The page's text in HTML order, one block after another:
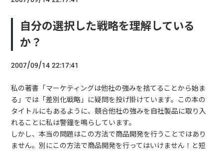
自分の選択した戦略を理解している
か？
2007/09/14 22:17:41
私の著書「マーケティングは他社の強みを捨てることから始ま
る」では「差別化戦略」に疑問を投げ掛けています。この本の
タイトルにもあるように、競合他社の強みを自社製品に取り入
れることに私は警鐘を鳴らしています。
しかし、本当の問題はこの方法で商品開発を行うことではあり
ません。別にこの方法で商品開発を行ってはいけません！と短